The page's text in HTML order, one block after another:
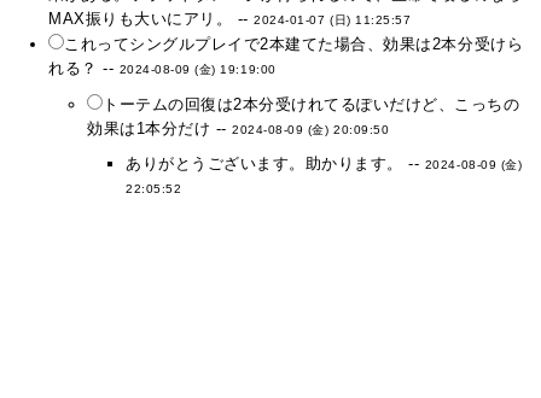
MAX振りも大いにアリ。 --2024-01-07 (日) 11:25:57
これってシングルプレイで2本建てた場合、効果は2本分受けら
れる？ -- 2024-08-09 (金) 19:19:00
トーテムの回復は2本分受けれてるぽいだけど、こっちの
効果は1本分だけ --2024-08-09 (金) 20:09:50
ありがとうございます。助かります。 -- 2024-08-09 (金)
22:05:52